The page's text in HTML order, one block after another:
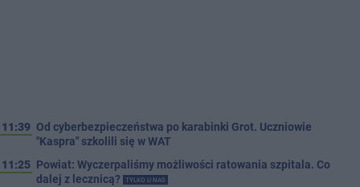
11:39 Od cyberbezpieczeństwa po karabinki Grot. Uczniowie
"Kaspra" szkolili się w WAT
11:25 Powiat: Wyczerpaliśmy możliwości ratowania szpitala. Co
dalej z lecznicą?
TYLKO U NAS